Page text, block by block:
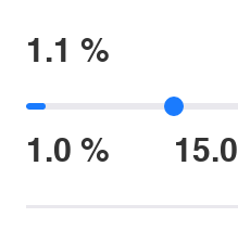
1.1 %
1.0 %